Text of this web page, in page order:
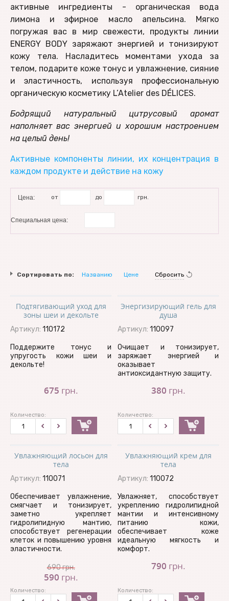
активные ингредиенты - органическая вода
лимона и эфирное масло апельсина. Мягко
погружая вас в мир свежести, продукты линии
ENERGY BODY заряжают энергией и тонизируют
кожу тела. Насладитесь моментами ухода за
телом, подарите коже тонус и увлажнение, сияние
и эластичность, используя профессиональную
органическую косметику L’Atelier des DÉLICES.
Бодрящий натуральный цитрусовый аромат
наполняет вас энергией и хорошим настроением
на целый день!
Активные компоненты линии, их концентрация в
каждом продукте и действие на кожу
Цена: от до грн.
Специальная цена:
Сортировать по: Названию Цене Сбросить
Подтягивающий уход для
зоны шеи и декольте
Артикул: 110172
Поддержите тонус и
упругость кожи шеи и
декольте!
675 грн.
Количество:
Энергизирующий гель для
душа
Артикул: 110097
Очищает и тонизирует,
заряжает энергией и
оказывает
антиоксидантную защиту.
380 грн.
Количество:
Увлажняющий лосьон для
тела
Артикул: 110071
Обеспечивает увлажнение,
смягчает и тонизирует,
заметно укрепляет
гидролипидную мантию,
способствует регенерации
клеток и повышению уровня
эластичности.
690грн.
590 грн.
Количество:
Увлажняющий крем для
тела
Артикул: 110072
Увлажняет, способствует
укреплению гидролипидной
мантии и интенсивному
питанию кожи,
обеспечивает коже
идеальную мягкость и
комфорт.
790 грн.
Количество: